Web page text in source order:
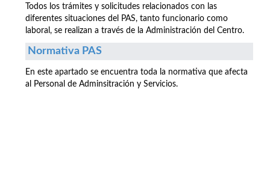
Todos los trámites y solicitudes relacionados con las
diferentes situaciones del PAS, tanto funcionario como
laboral, se realizan a través de la Administración del Centro.
Normativa PAS
En este apartado se encuentra toda la normativa que afecta
al Personal de Adminsitración y Servicios.